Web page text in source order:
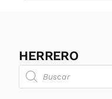
HERRERO